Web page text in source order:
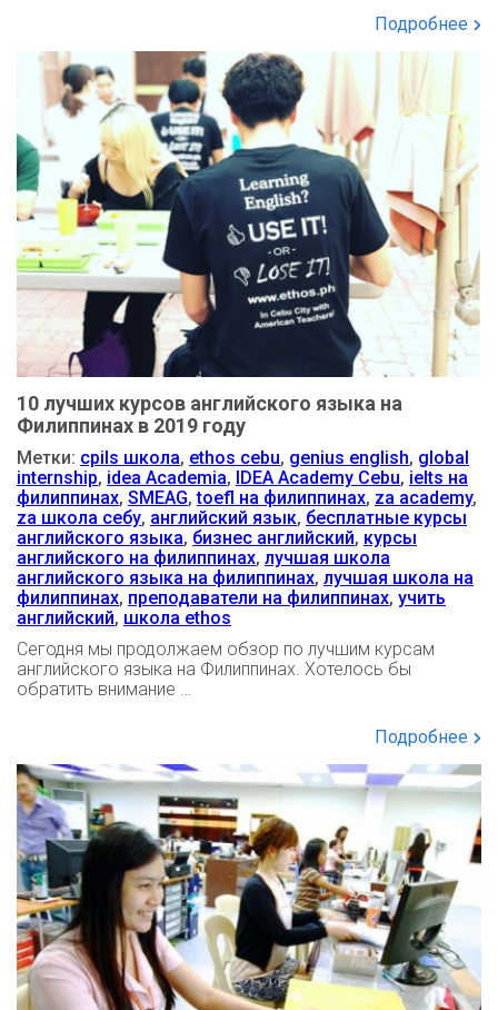
Подробнее
10 лучших курсов английского языка на
Филиппинах в 2019 году
Метки: cpils школа, ethos cebu, genius english, global
internship, idea Academia, IDEA Academy Cebu, ielts на
филиппинах, SMEAG,toefl на филиппинах, za academy,
za школа себу, английский язык, бесплатные курсы
английского языка, бизнес английский, курсы
английского на филиппинах, лучшая школа
английского языка на филиппинах, лучшая школа на
филиппинах, преподаватели на филиппинах, учить
английский, школа ethos
Сегодня мы продолжаем обзор по лучшим курсам
английского языка на Филиппинах. Хотелось бы
обратить внимание …
Подробнее